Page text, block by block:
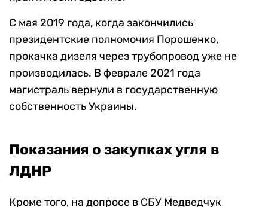
С мая 2019 года, когда закончились
президентские полномочия Порошенко,
прокачка дизеля через трубопровод уже не
производилась. В феврале 2021 года
магистраль вернули в государственную
собственность Украины.
Показания о закупках угля в
ЛДНР
Кроме того, на допросе в СБУ Медведчук